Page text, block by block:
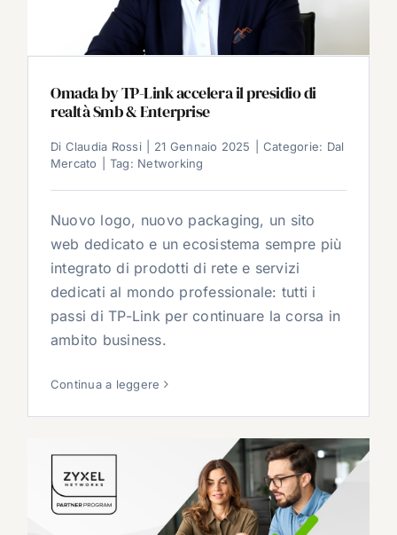
Omada by TP-Link accelera il presidio di
realtà Smb & Enterprise
Di Claudia Rossi 21 Gennaio 2025 Categorie: Dal
Mercato
Tag: Networking
Nuovo logo, nuovo packaging, un sito
web dedicato e un ecosistema sempre più
integrato di prodotti di rete e servizi
dedicati al mondo professionale: tutti i
passi di TP-Link per continuare la corsa in
ambito business.
Continua a leggere